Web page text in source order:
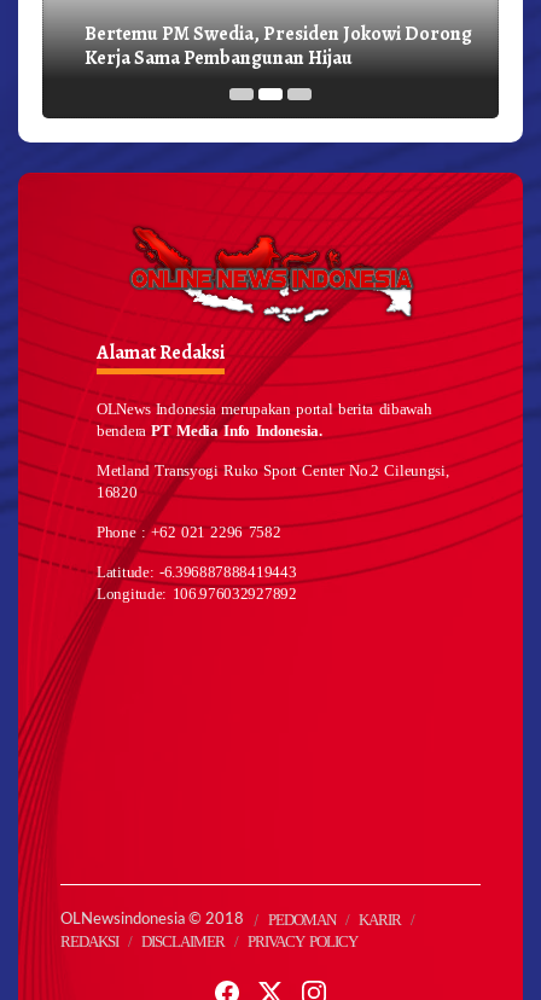
Bertemu PM Swedia, Presiden Jokowi Dorong
Kerja Sama Pembangunan Hijau
Alamat Redaksi
OLNews Indonesia merupakan portal berita dibawah
benderaPT Media Info Indonesia.
Metland Transyogi Ruko Sport Center No.2 Cileungsi,
16820
Phone : +62 021 2296 7582
Latitude: -6.396887888419443
Longitude: 106.976032927892
OLNewsindonesia © 2018 PEDOMAN
KARIR
REDAKSI
DISCLAIMER PRIVACY POLICY